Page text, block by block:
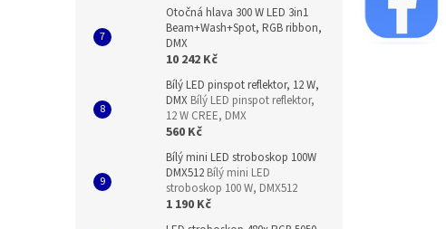
Otočná hlava 300 W LED 3in1
Beam+Wash+Spot, RGB ribbon,
DMX
10 242 Kč
Bílý LED pinspot reflektor, 12 W,
DMX Bílý LED pinspot reflektor,
12 W CREE, DMX
560 Kč
Bílý mini LED stroboskop 100W
DMX512 Bílý mini LED
stroboskop 100 W, DMX512
1 190 Kč